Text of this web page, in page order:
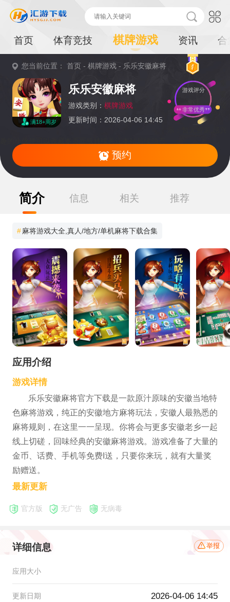
首页 体育竞技 棋牌游戏 资讯 合
您当前位置：首页 -棋牌游戏 - 乐乐安徽麻将
满18+周岁
乐乐安徽麻将
游戏类别： 棋牌游戏
更新时间：2026-04-06 14:45
游戏评分
非常优秀
预约
提
简介 信息 相关 推荐
#麻将游戏大全,真人/地方/单机麻将下载合集
应用介绍
游戏详情
乐乐安徽麻将官方下载是一款原汁原味的安徽当地特
色麻将游戏，纯正的安徽地方麻将玩法，安徽人最熟悉的
麻将规则，在这里一一呈现。你将会与更多安徽老乡一起
线上切磋，回味经典的安徽麻将游戏。游戏准备了大量的
金币、话费、手机等免费I送，只要你来玩，就有大量奖
励赠送。
最新更新
官方版 无广告 无病毒
详细信息 举报
应用大小
更新日期 2026-04-06 14:45